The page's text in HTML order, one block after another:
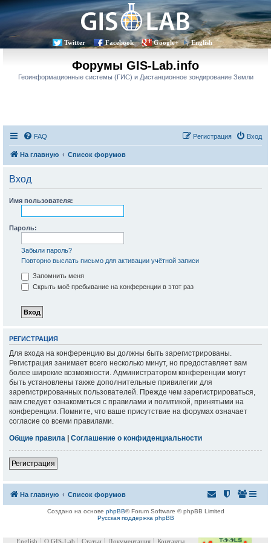
Twitter Facebook Google+ English
Форумы GIS-Lab.info
Геоинформационные системы (ГИС) и Дистанционное зондирование Земли
FAQ Вход
Регистрация
На главную Список форумов
Вход
Имя пользователя:
Пароль:
Забыли пароль?
Повторно выслать письмо для активации учётной записи
Запомнить меня
Скрыть моё пребывание на конференции в этот раз
РЕГИСТРАЦИЯ
Для входа на конференцию вы должны быть зарегистрированы.
Регистрация занимает всего несколько минут, но предоставляет вам
более широкие возможности. Администратором конференции могут
быть установлены также дополнительные привилегии для
зарегистрированных пользователей. Прежде чем зарегистрироваться,
вам следует ознакомиться с правилами и политикой, принятыми на
конференции. Помните, что ваше присутствие на форумах означает
согласие со всеми правилами.
Общие правила | Соглашение о конфиденциальности
Регистрация
На главную Список форумов
Создано на основе phpBB® Forum Software © phpBB Limited
Русская поддержка phpBB
English О GIS-Lab Статьи Документация Контакты